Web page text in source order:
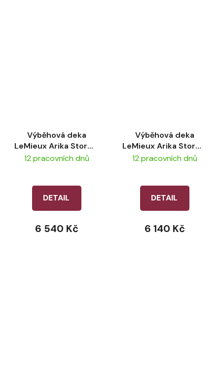
Výběhová deka
LeMieux Arika Storm-
Tek 200g - Black
12 pracovních dnů
DETAIL
6 540 Kč
Výběhová deka
LeMieux Arika Storm-
Tek 100g- Black
12 pracovních dnů
DETAIL
6 140 Kč